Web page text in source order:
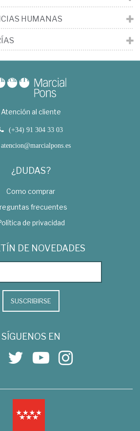
HUMANAS
Atención al cliente
(+34) 91 304 33 03
atencion@marcialpons.es
¿DUDAS?
Como comprar
frecuentes
de privacidad
DE NOVEDADES
SUSCRIBIRSE
SÍGUENOS EN